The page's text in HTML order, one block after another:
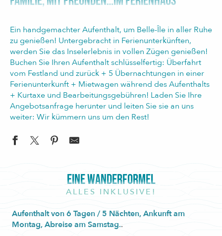
Ein handgemachter Aufenthalt, um Belle-Île in aller Ruhe
zu genießen! Untergebracht in Ferienunterkünften,
werden Sie das Inselerlebnis in vollen Zügen genießen!
Buchen Sie Ihren Aufenthalt schlüsselfertig: Überfahrt
vom Festland und zurück + 5 Übernachtungen in einer
Ferienunterkunft + Mietwagen während des Aufenthalts
+ Kurtaxe und Bearbeitungsgebühren! Laden Sie Ihre
Angebotsanfrage herunter und leiten Sie sie an uns
weiter: Wir kümmern uns um den Rest!
EINE WANDERFORMEL
ALLES INKLUSIVE!
Aufenthalt von 6 Tagen / 5 Nächten, Ankunft am
Montag, Abreise am Samstag..